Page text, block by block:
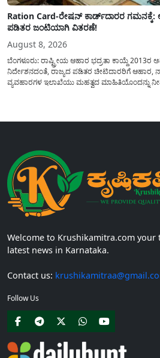
Ration Card-ರೇಷನ್ ಕಾರ್ಡ್‍ದಾರರ ಗಮನಕ್ಕೆ:
ಪಡಿತರ ಜಂಟಿಯಾಗಿ ವಿತರಣೆ!
August 8, 2026
ಬೆಂಗಳೂರು: ರಾಷ್ಟ್ರೀಯ ಆಹಾರ ಭದ್ರತಾ ಕಾಯ್ದೆ 2013ರ
ನಿರ್ದೇಶನದಂತೆ, ರಾಜ್ಯದ ಪಡಿತರ ಚೀಟಿದಾರರಿಗೆ ಆಹಾರ,
ವ್ಯವಹಾರಗಳ ಇಲಾಖೆಯು ಮಹತ್ವದ ಮಾಹಿತಿಯೊಂದನ್ನು
Welcome to Krushikamitra.com
latest news in Karnataka.
Contact us:
Follow Us